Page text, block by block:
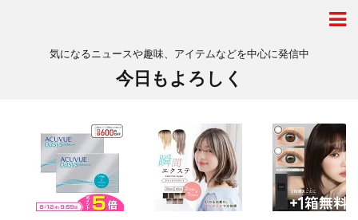
気になるニュースや趣味、アイテムなどを中心に発信中
今日もよろしく